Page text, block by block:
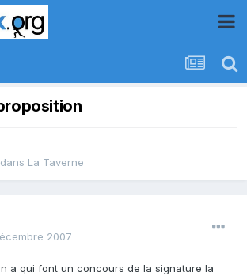
dans La Taverne
2007
a qui font un concours de la signature la